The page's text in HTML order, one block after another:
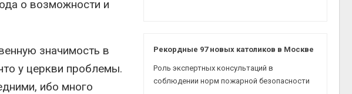
о возможности и
значимость в
у церкви проблемы.
ибо много
Рекордные 97 новых католиков в Москве
Роль экспертных консультаций в
соблюдении норм пожарной безопасности